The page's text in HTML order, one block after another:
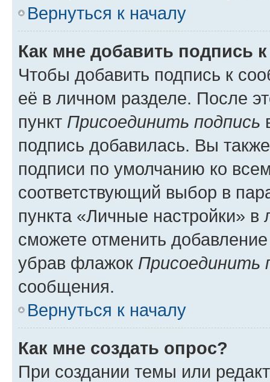
Вернуться к началу
Как мне добавить подпись
Чтобы добавить подпись к
её в личном разделе. После
пункт Присоединить подпись
подпись добавилась. Вы
подписи по умолчанию ко
соответствующий выбор в
пункта «Личные настройки»
сможете отменить
убрав флажок Присоединить
сообщения.
Вернуться к началу
Как мне создать опрос?
При создании темы или